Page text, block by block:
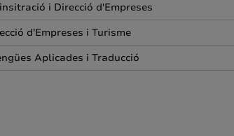
i Direcció d'Empreses
d'Empreses i Turisme
Aplicades i Traducció